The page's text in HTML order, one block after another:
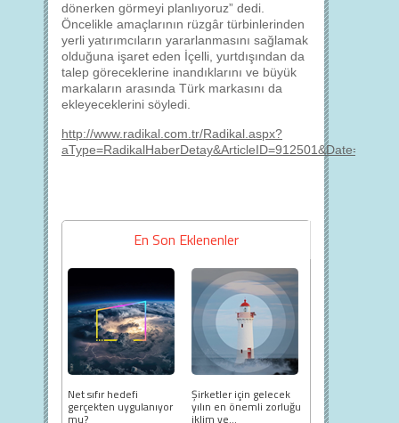
dönerken görmeyi planlıyoruz” dedi.
Öncelikle amaçlarının rüzgâr türbinlerinden
yerli yatırımcıların yararlanmasını sağlamak
olduğuna işaret eden İçelli, yurtdışından da
talep göreceklerine inandıklarını ve büyük
markaların arasında Türk markasını da
ekleyeceklerini söyledi.
http://www.radikal.com.tr/Radikal.aspx?
En Son Eklenenler
Net sıfır hedefi
gerçekten uygulanıyor
mu?
Şirketler için gelecek
yılın en önemli zorluğu
iklim ve...